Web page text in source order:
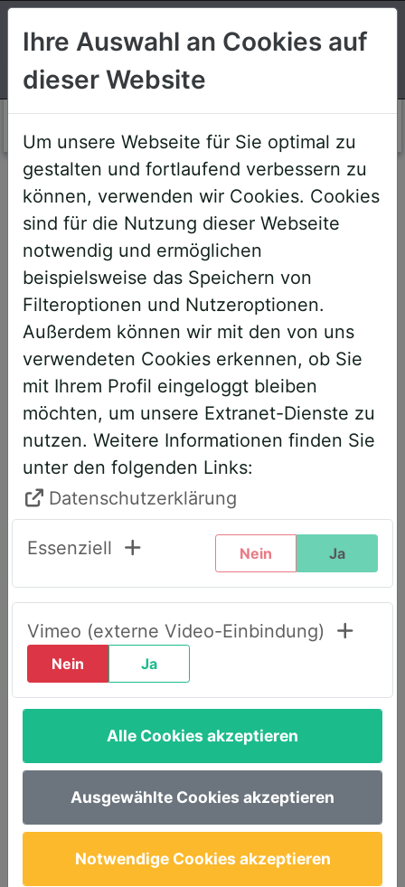
Willkommen!
Sehr geehrte Teilnehmerinnen und
Teilnehmer,
um Ihnen zukünftige Buchungen zu
erleichtern, haben wir unser System
umstrukturiert und den AWS+-Account
entsprechend angepasst. Bitte führen
Sie daher folgende Schritte durch,
wenn Sie diesen Text zum ersten Mal
sehen, um weiterhin vollen Zugriff zu
haben:
Klicken Sie oben rechts auf den Reiter
„LOGIN AWS+“.
Geben Sie dort Ihre E-Mail-Adresse
ein.
Wählen Sie die Option „Passwort
vergessen“.
Sie erhalten umgehend eine E-Mail mit
einem Link, um ein neues Passwort
festzulegen.
Anschließend steht Ihnen Ihr Account
wie gewohnt – nun im neuen Design –
wieder zur Verfügung.
Ihre Auswahl an Cookies auf
dieser Website
Um unsere Webseite für Sie optimal zu
gestalten und fortlaufend verbessern zu
können, verwenden wir Cookies. Cookies
sind für die Nutzung dieser Webseite
notwendig und ermöglichen
beispielsweise das Speichern von
Filteroptionen und Nutzeroptionen.
Außerdem können wir mit den von uns
verwendeten Cookies erkennen, ob Sie
mit Ihrem Profil eingeloggt bleiben
möchten, um unsere Extranet-Dienste zu
nutzen. Weitere Informationen finden Sie
unter den folgenden Links:
Datenschutzerklärung
Essenziell Nein Ja
Vimeo (externe Video-Einbindung)
Nein Ja
Alle Cookies akzeptieren
Ausgewählte Cookies akzeptieren
Notwendige Cookies akzeptieren